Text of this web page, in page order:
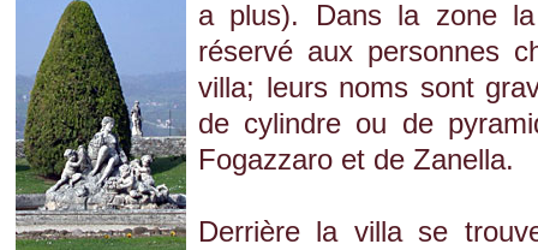
a plus). Dans la zone
réservé aux personnes
villa; leurs noms sont
de cylindre ou de
Fogazzaro et de Zanella.
Derrière la villa se